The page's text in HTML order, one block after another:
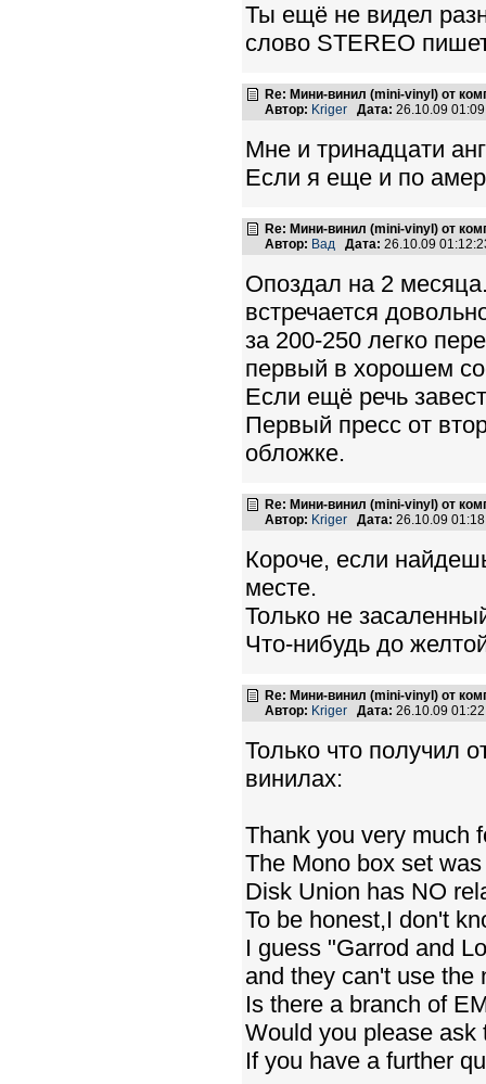
Ты ещё не видел
слово STEREO
Re: Мини-винил (mini-vinyl) от
Автор: Kriger Дата: 26.10.09
Мне и тринадцати
Если я еще и по
Re: Мини-винил (mini-vinyl) от
Автор: Вад Дата: 26.10.09
Опоздал на 2
встречается
за 200-250 легко
первый в хорошем
Если ещё речь
Первый пресс от
обложке.
Re: Мини-винил (mini-vinyl) от
Автор: Kriger Дата: 26.10.09
Короче, если
месте.
Только не
Что-нибудь до
Re: Мини-винил (mini-vinyl) от
Автор: Kriger Дата: 26.10.09
Только что получил
винилах:
Thank you very much
The Mono box set
Disk Union has NO
To be honest,I don't
I guess "Garrod and
and they can't use the
Is there a branch of
Would you please ask
If you have a further